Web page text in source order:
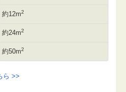
約12m2
約24m2
約50m2
ら >>